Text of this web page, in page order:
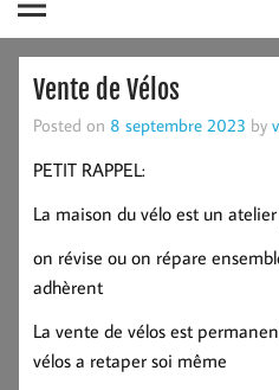
Vente de Vélos
Posted on 8 septembre 2023 by
PETIT RAPPEL:
La maison du vélo est un
on révise ou on répare
adhèrent
La vente de vélos est
vélos a retaper soi même